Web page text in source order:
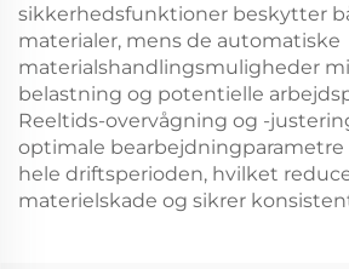
sikkerhedsfunktioner beskytter
materialer, mens de automatiske
materialshandlingsmuligheder
belastning og potentielle
Reeltids-overvågning og -
optimale
hele driftsperioden, hvilket
materielskade og sikrer